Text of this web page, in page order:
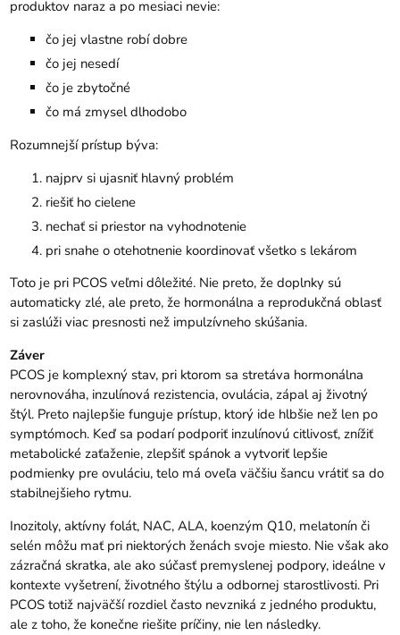
produktov naraz a po mesiaci nevie:
čo jej vlastne robí dobre
čo jej nesedí
čo je zbytočné
čo má zmysel dlhodobo
Rozumnejší prístup býva:
najprv si ujasniť hlavný problém
riešiť ho cielene
nechať si priestor na vyhodnotenie
pri snahe o otehotnenie koordinovať všetko s lekárom
Toto je pri PCOS veľmi dôležité. Nie preto, že doplnky sú
automaticky zlé, ale preto, že hormonálna a reprodukčná oblasť
si zaslúži viac presnosti než impulzívneho skúšania.
Záver
PCOS je komplexný stav, pri ktorom sa stretáva hormonálna
nerovnováha, inzulínová rezistencia, ovulácia, zápal aj životný
štýl. Preto najlepšie funguje prístup, ktorý ide hlbšie než len po
symptómoch. Keď sa podarí podporiť inzulínovú citlivosť, znížiť
metabolické zaťaženie, zlepšiť spánok a vytvoriť lepšie
podmienky pre ovuláciu, telo má oveľa väčšiu šancu vrátiť sa do
stabilnejšieho rytmu.
Inozitoly, aktívny folát, NAC, ALA, koenzým Q10, melatonín či
selén môžu mať pri niektorých ženách svoje miesto. Nie však ako
zázračná skratka, ale ako súčasť premyslenej podpory, ideálne v
kontexte vyšetrení, životného štýlu a odbornej starostlivosti. Pri
PCOS totiž najväčší rozdiel často nevzniká z jedného produktu,
ale z toho, že konečne riešite príčiny, nie len následky.